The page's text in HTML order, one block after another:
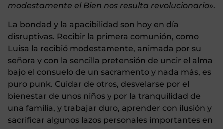
modestamente el Bien nos resulta revolucionario».
La bondad y la apacibilidad son hoy en día
disruptivas. Recibir la primera comunión, como
Luisa la recibió modestamente, animada por su
señora y con la sencilla pretensión de uncir el alma
bajo el consuelo de un sacramento y nada más, es
puro punk. Cuidar de otros, desvelarse por el
bienestar de unos niños y por la tranquilidad de
una familia, y trabajar duro, aprender con ilusión y
sacrificar algunos lazos personales importantes en